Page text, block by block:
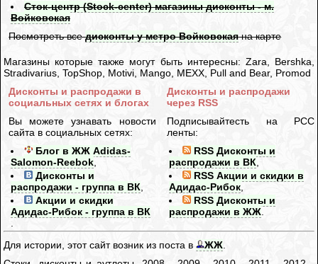
Сток-центр (Stock-center) магазины дисконты - м.
Войковская
Посмотреть вседисконты у метро Войковскаяна карте
Магазины которые также могут быть интересны: Zara, Bershka,
Stradivarius, TopShop, Motivi, Mango, MEXX, Pull and Bear, Promod
Дисконты и распродажи в
социальных сетях и блогах
Вы можете узнавать новости
сайта в социальных сетях:
Блог в ЖЖ Adidas-
Salomon-Reebok,
Дисконты и
распродажи - группа в ВК
Акции и скидки
Адидас-Рибок - группа в ВК
Дисконты и распродажи
через RSS
Подписывайтесть на РСС
ленты:
RSS Дисконты и
распродажи в ВК,
RSS Акции и скидки в
Адидас-Рибок
RSS Дисконты и
распродажи в ЖЖ
Для истории, этот сайт возник из поста в ЖЖ